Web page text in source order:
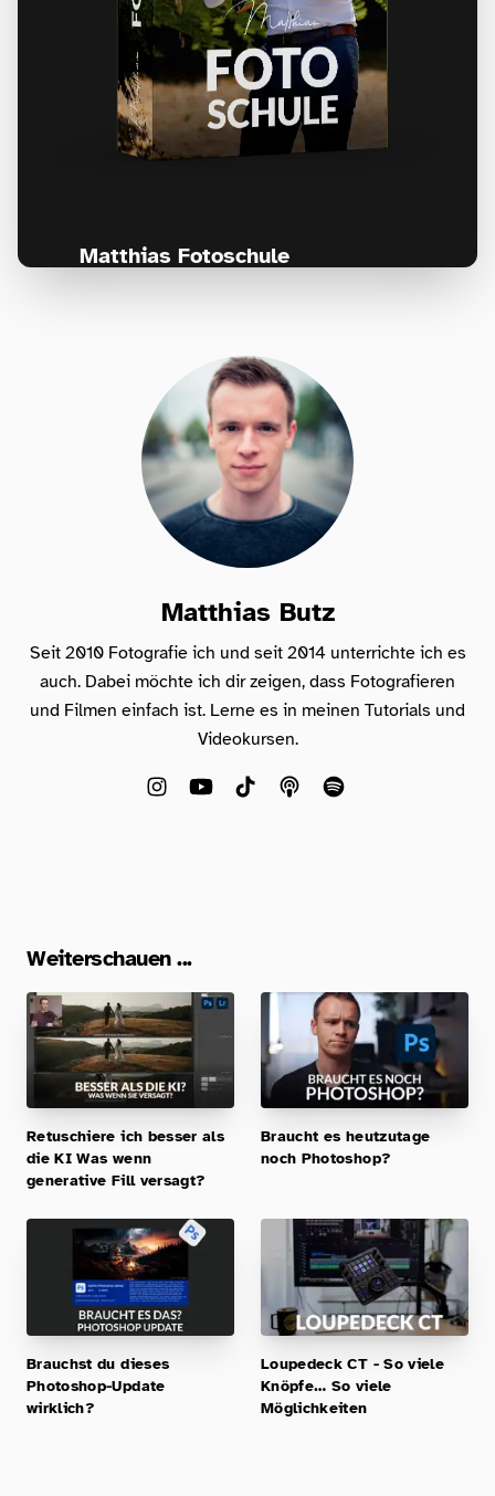
Matthias Fotoschule
Matthias Butz
Seit 2010 Fotografie ich und seit 2014 unterrichte ich es
auch. Dabei möchte ich dir zeigen, dass Fotografieren
und Filmen einfach ist. Lerne es in meinen Tutorials und
Videokursen.
Weiterschauen ...
Retuschiere ich besser als
die KI Was wenn
generative Fill versagt?
Braucht es heutzutage
noch Photoshop?
Brauchst du dieses
Photoshop-Update
wirklich?
Loupedeck CT - So viele
Knöpfe… So viele
Möglichkeiten